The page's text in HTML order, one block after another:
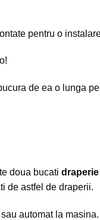
pentru o
de ea o lunga
doua bucati
de astfel de draperii.
automat la